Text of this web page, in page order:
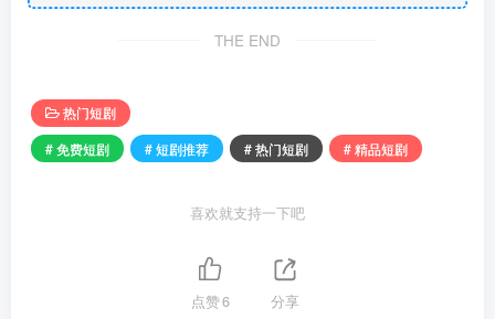
THE END
热门短剧
# 免费短剧
# 短剧推荐 # 热门短剧 # 精品短剧
喜欢就支持一下吧
点赞6 分享